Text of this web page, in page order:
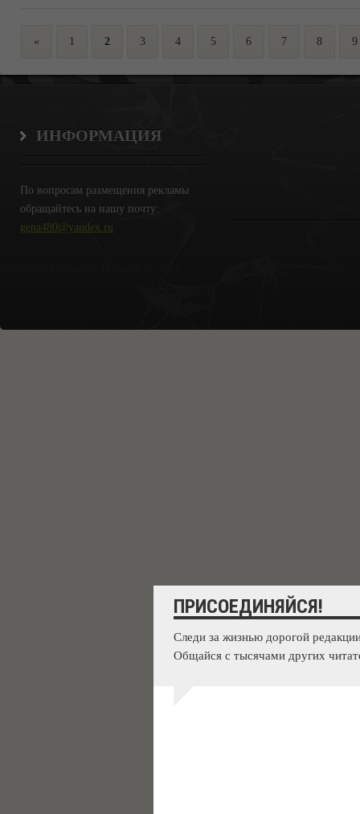
« 1 2 3 4 5 6 7 8 9
ИНФОРМАЦИЯ
По вопросам размещения рекламы
обращайтесь на нашу почту:
gena480@yandex.ru
ПРИСОЕДИНЯЙСЯ!
Следи за жизнью дорогой
Общайся с тысячами других